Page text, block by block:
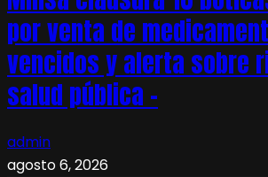
por venta de
vencidos y alerta sobre
salud pública –
admin
agosto 6, 2026